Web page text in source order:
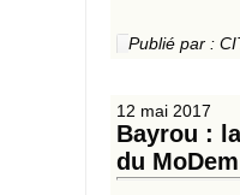
Publié par :
12 mai 2017
Bayrou :
du